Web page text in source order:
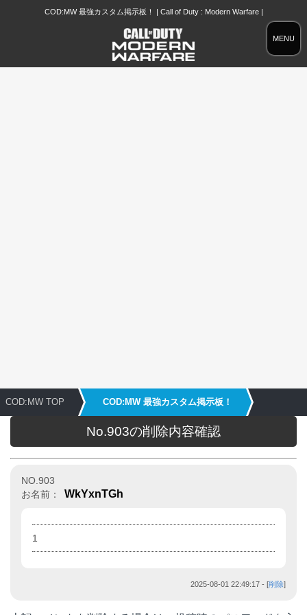
MENU
COD:MW 最強カスタム掲示板！ | Call of Duty : Modern Warfare |
COD:MW TOP COD:MW 最強カスタム掲示板！
No.903の削除内容確認
NO.903
お名前：
WkYxnTGh
1
2025-08-01 22:49:17 - [削除]